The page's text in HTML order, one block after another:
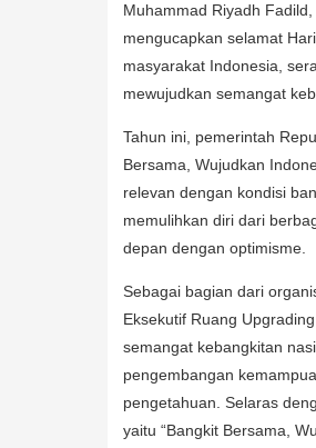
Muhammad Riyadh
mengucapkan selamat
masyarakat Indonesia,
mewujudkan semangat
Tahun ini, pemerintah
Bersama, Wujudkan
relevan dengan kondisi
memulihkan diri dari
depan dengan optimisme.
Sebagai bagian dari
Eksekutif Ruang
semangat kebangkitan
pengembangan
pengetahuan. Selaras
yaitu “Bangkit Bersama,